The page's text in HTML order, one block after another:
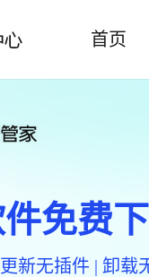
首页
免费
新无插件 | 卸载